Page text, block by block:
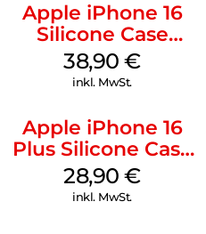
Apple iPhone 16
Silicone Case
MagSafe
Ultramarine
38,90€
inkl. MwSt.
Apple iPhone 16
Plus Silicone Case
MagSafe Black
28,90€
inkl. MwSt.